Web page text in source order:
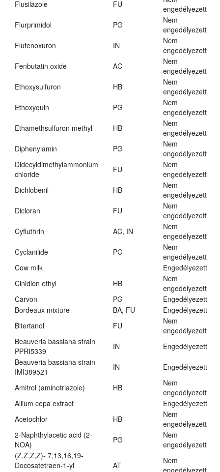
Flusilazole
FU
engedélyezett
Flurprimidol
PG
Nem
engedélyezett
Flufenoxuron
IN
Nem
engedélyezett
Fenbutatin oxide
AC
Nem
engedélyezett
Ethoxysulfuron
HB
Nem
engedélyezett
Ethoxyquin
PG
Nem
engedélyezett
Ethamethsulfuron methyl
HB
Nem
engedélyezett
Diphenylamin
PG
Nem
engedélyezett
Didecyldimethylammonium
chloride
FU
Nem
engedélyezett
Dichlobenil
HB
Nem
engedélyezett
Dicloran
FU
Nem
engedélyezett
Cyfluthrin
AC, IN
Nem
engedélyezett
Cyclanilide
PG
Nem
engedélyezett
Cow milk
Engedélyezett
Cinidion ethyl
HB
Nem
engedélyezett
Carvon
PG
Engedélyezett
Bordeaux mixture
BA, FU
Engedélyezett
Bitertanol
FU
Nem
engedélyezett
Beauveria bassiana strain
PPRI5339
IN
Engedélyezett
Beauveria bassiana strain
IMI389521
IN Engedélyezett
Amitrol (aminotriazole) HB
Nem
engedélyezett
Allium cepa extract
Engedélyezett
Acetochlor
HB
Nem
engedélyezett
2-Naphthylacetic acid (2-
NOA)
PG
Nem
engedélyezett
(Z,Z,Z,Z)- 7,13,16,19-
Docosatetraen-1-yl
AT
Nem